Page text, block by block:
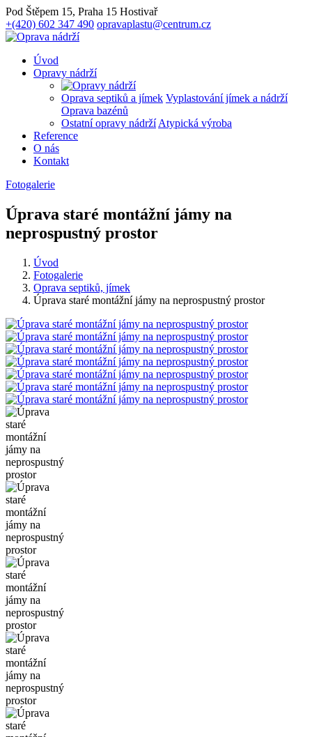
Pod Štěpem 15, Praha 15 Hostivař
+(420) 602 347 490 opravaplastu@centrum.cz
Úvod
Opravy nádrží
Oprava septiků a jímek Vyplastování jímek a nádrží
Oprava bazénů
Ostatní opravy nádrží Atypická výroba
Reference
O nás
Kontakt
Fotogalerie
Úprava staré montážní jámy na
neprospustný prostor
Úvod
Fotogalerie
Oprava septiků, jímek
Úprava staré montážní jámy na neprospustný prostor